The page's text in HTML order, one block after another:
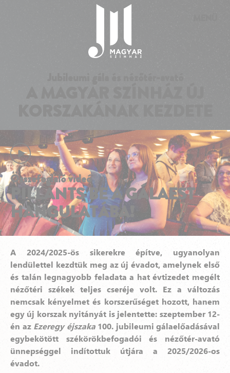
Összefoglaló videó
PILLANTS BE A GÁLAEST
HANGULATÁBA!
A 2024/2025-ös sikerekre építve, ugyanolyan
lendülettel kezdtük meg az új évadot, amelynek első
és talán legnagyobb feladata a hat évtizedet megélt
nézőtéri székek teljes cseréje volt. Ez a változás
nemcsak kényelmet és korszerűséget hozott, hanem
egy új korszak nyitányát is jelentette: szeptember 12-
én az Ezeregy éjszaka100. jubileumi gálaelőadásával
egybekötött székörökbefogadói és nézőtér-avató
ünnepséggel indítottuk útjára a 2025/2026-os
évadot.